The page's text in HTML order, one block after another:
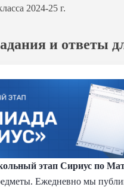
2024-25 г.
и ответы
этап Сириус по
Ежедневно мы